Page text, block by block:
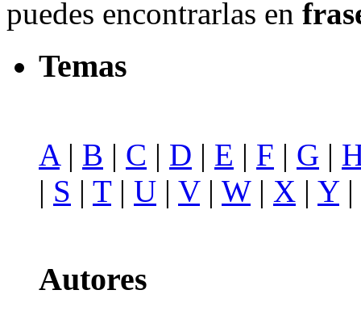
puedes encontrarlas en
Temas
A | B | C | D | E | F | G |
| S | T| U | V| W| X | Y|
Autores